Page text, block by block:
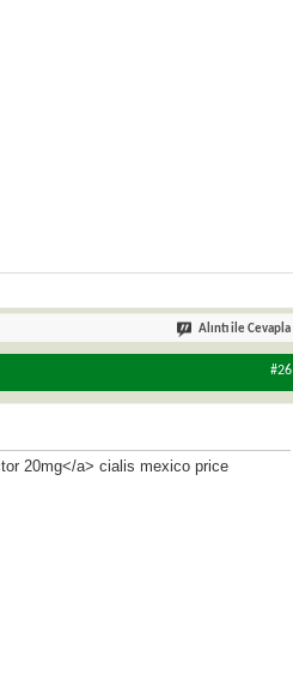
Alıntı ile Cevapla
#26
20mg</a> cialis mexico price